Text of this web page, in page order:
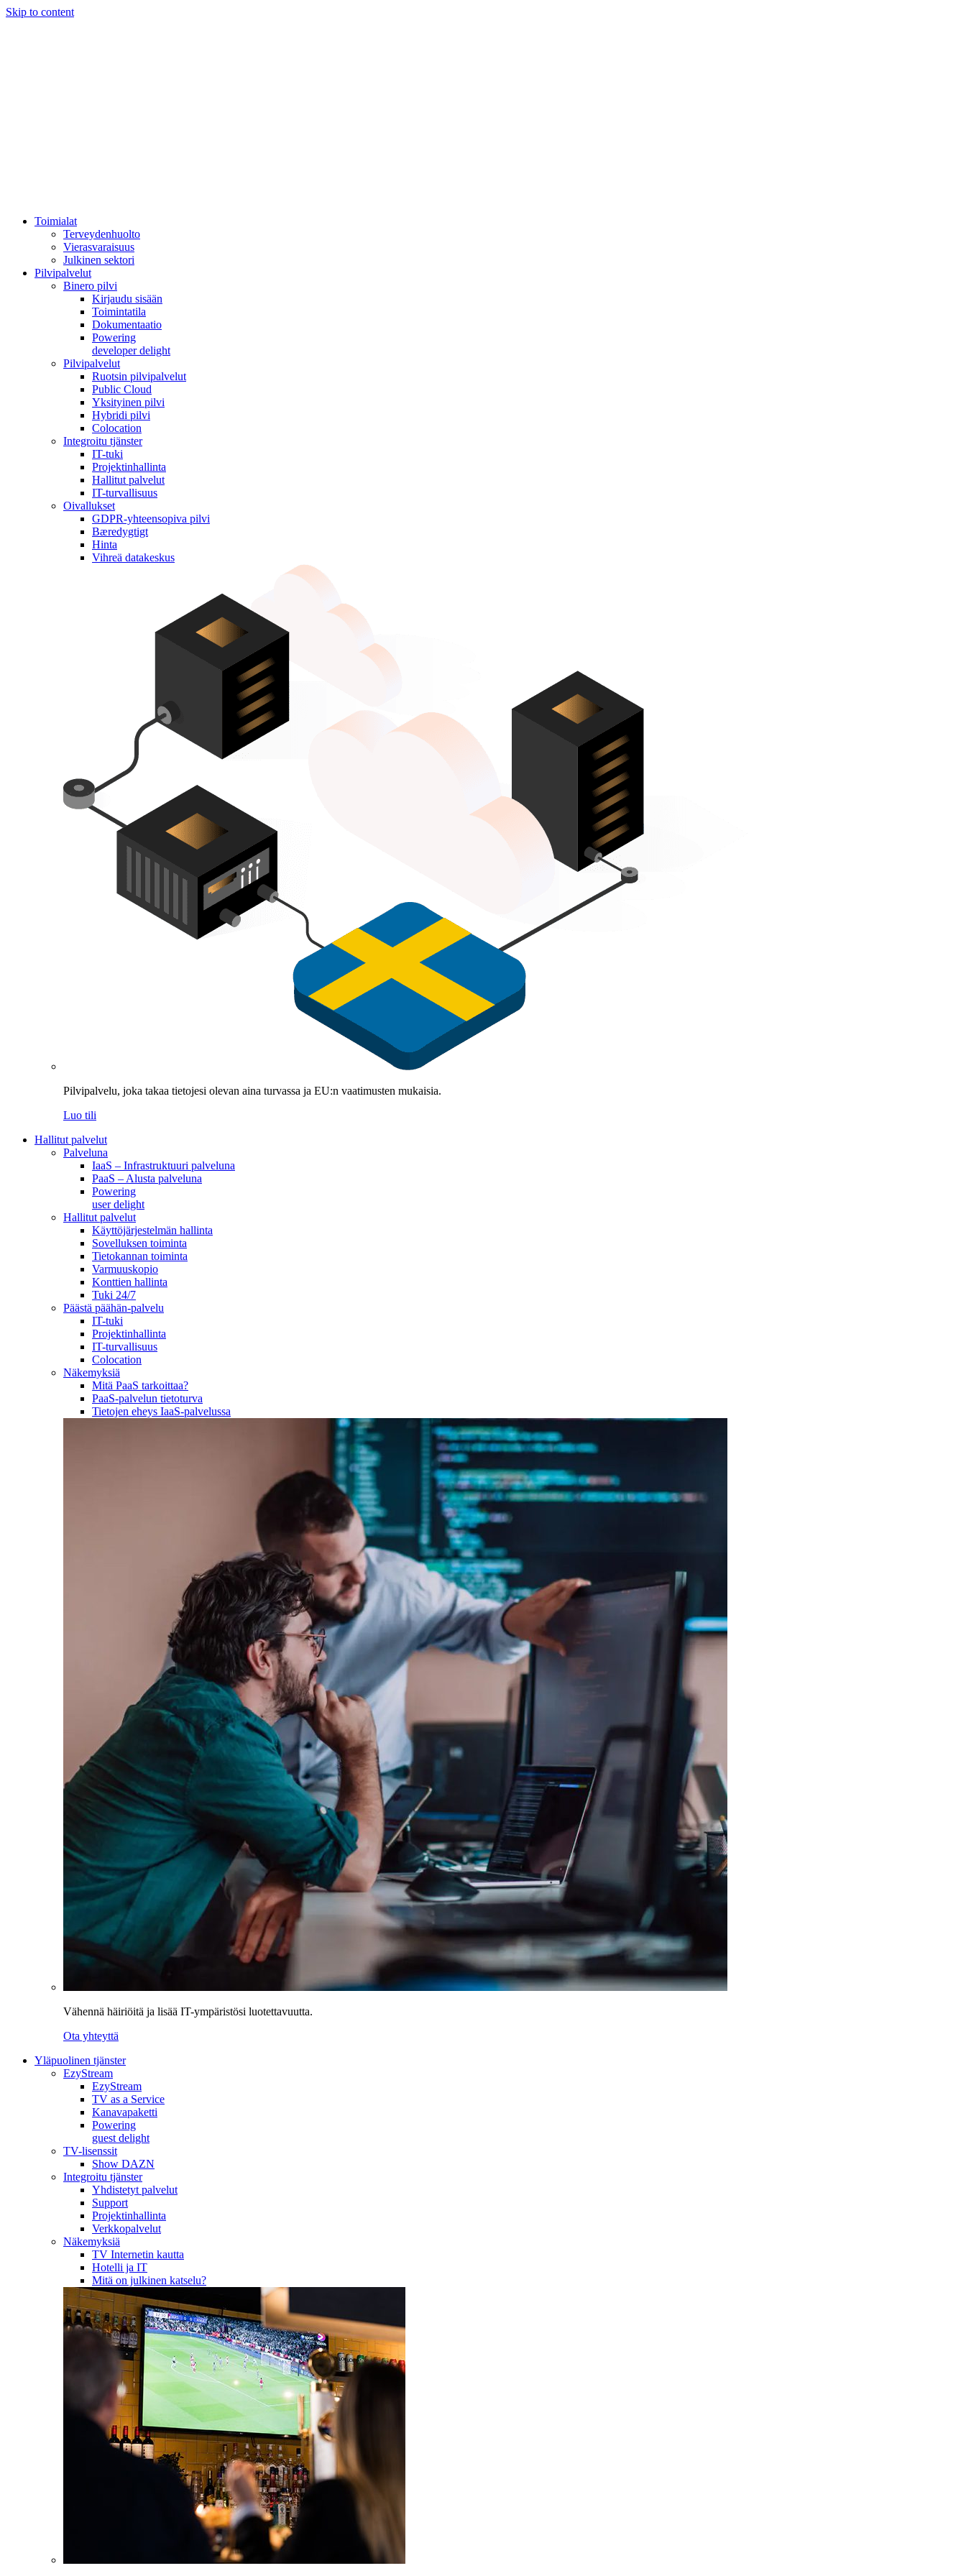
Skip to content
Toimialat
Terveydenhuolto
Vierasvaraisuus
Julkinen sektori
Pilvipalvelut
Binero pilvi
Kirjaudu sisään
Toimintatila
Dokumentaatio
Powering
developer delight
Pilvipalvelut
Ruotsin pilvipalvelut
Public Cloud
Yksityinen pilvi
Hybridi pilvi
Colocation
Integroitu tjänster
IT-tuki
Projektinhallinta
Hallitut palvelut
IT-turvallisuus
Oivallukset
GDPR-yhteensopiva pilvi
Bæredygtigt
Hinta
Vihreä datakeskus
Pilvipalvelu, joka takaa tietojesi olevan aina turvassa ja EU:n vaatimusten mukaisia.
Luo tili
Hallitut palvelut
Palveluna
IaaS – Infrastruktuuri palveluna
PaaS – Alusta palveluna
Powering
user delight
Hallitut palvelut
Käyttöjärjestelmän hallinta
Sovelluksen toiminta
Tietokannan toiminta
Varmuuskopio
Konttien hallinta
Tuki 24/7
Päästä päähän-palvelu
IT-tuki
Projektinhallinta
IT-turvallisuus
Colocation
Näkemyksiä
Mitä PaaS tarkoittaa?
PaaS-palvelun tietoturva
Tietojen eheys IaaS-palvelussa
Vähennä häiriöitä ja lisää IT-ympäristösi luotettavuutta.
Ota yhteyttä
Yläpuolinen tjänster
EzyStream
EzyStream
TV as a Service
Kanavapaketti
Powering
guest delight
TV-lisenssit
Show DAZN
Integroitu tjänster
Yhdistetyt palvelut
Support
Projektinhallinta
Verkkopalvelut
Näkemyksiä
TV Internetin kautta
Hotelli ja IT
Mitä on julkinen katselu?